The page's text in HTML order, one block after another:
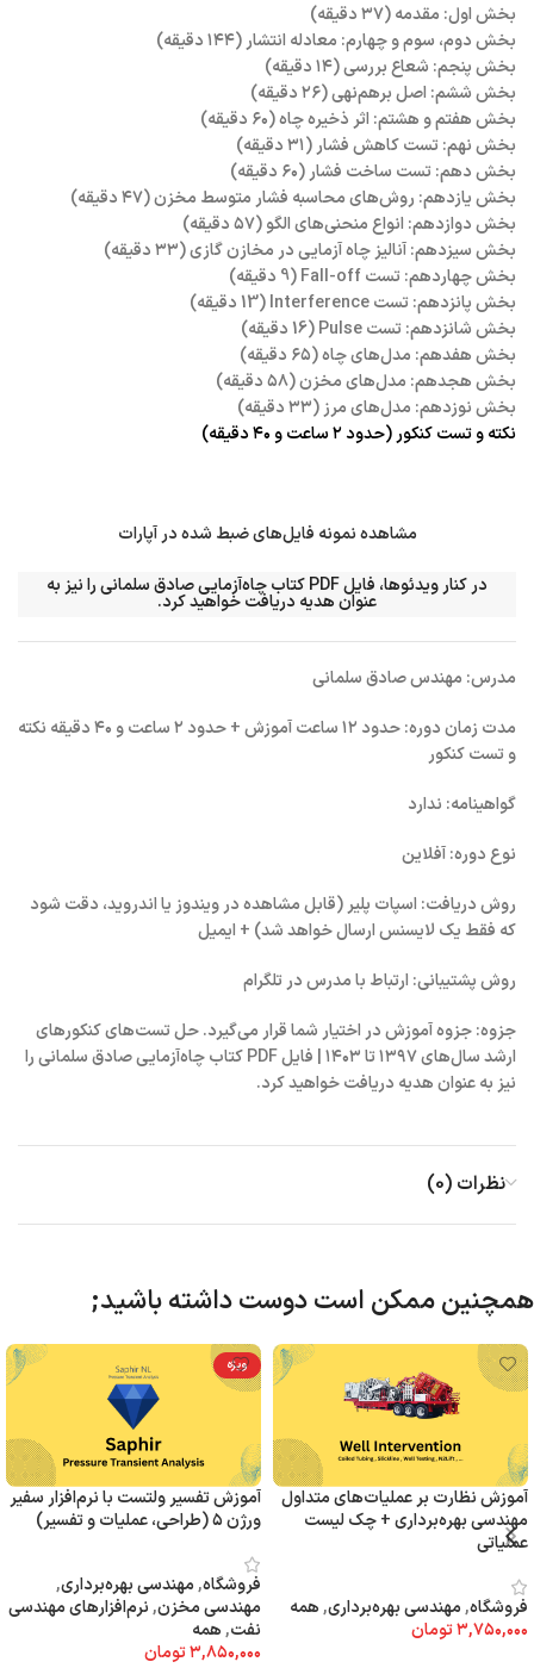
بخش اول: مقدمه (۳۷ دقیقه)
بخش دوم، سوم و چهارم: معادله انتشار (۱۴۴ دقیقه)
بخش پنجم: شعاع بررسی (۱۴ دقیقه)
بخش ششم: اصل برهم‌نهی (۲۶ دقیقه)
بخش هفتم و هشتم: اثر ذخیره چاه (۶۰ دقیقه)
بخش نهم: تست کاهش فشار (۳۱ دقیقه)
بخش دهم: تست ساخت فشار (۶۰ دقیقه)
بخش یازدهم: روش‌های محاسبه فشار متوسط مخزن (۴۷ دقیقه)
بخش دوازدهم: انواع منحنی‌های الگو (۵۷ دقیقه)
بخش سیزدهم: آنالیز چاه آزمایی در مخازن گازی (۳۳ دقیقه)
بخش چهاردهم: تست Fall-off (9 دقیقه)
بخش پانزدهم: تست Interference (13 دقیقه)
بخش شانزدهم: تست Pulse (16 دقیقه)
بخش هفدهم: مدل‌های چاه (۶۵ دقیقه)
بخش هجدهم: مدل‌های مخزن (۵۸ دقیقه)
بخش نوزدهم: مدل‌های مرز (۳۳ دقیقه)
نکته و تست کنکور (حدود ۲ ساعت و ۴۰ دقیقه)
مشاهده نمونه فایل‌های ضبط شده در آپارات
در کنار ویدئوها، فایل PDF کتاب چاه‌آزمایی صادق سلمانی را نیز به
عنوان هدیه دریافت خواهید کرد.
مدرس: مهندس صادق سلمانی
مدت زمان دوره: حدود ۱۲ ساعت آموزش + حدود ۲ ساعت و ۴۰ دقیقه نکته
و تست کنکور
گواهینامه: ندارد
نوع دوره: آفلاین
روش دریافت: اسپات پلیر (قابل مشاهده در ویندوز یا اندروید، دقت شود
که فقط یک لایسنس ارسال خواهد شد) + ایمیل
روش پشتیبانی: ارتباط با مدرس در تلگرام
جزوه: جزوه آموزش در اختیار شما قرار می‌گیرد. حل تست‌های کنکورهای
ارشد سال‌های ۱۳۹۷ تا ۱۴۰۳ | فایل PDF کتاب چاه‌آزمایی صادق سلمانی را
نیز به عنوان هدیه دریافت خواهید کرد.
نظرات (0)
همچنین ممکن است دوست داشته باشید;
آموزش نظارت بر عملیات‌های متداول
مهندسی بهره‌برداری + چک لیست
عملیاتی
فروشگاه,مهندسی بهره‌برداری,همه
۳,۷۵۰,۰۰۰تومان
ویژه
آموزش تفسیر ولتست با نرم‌افزار سفیر
ورژن ۵ (طراحی، عملیات و تفسیر)
فروشگاه,مهندسی بهره‌برداری,
مهندسی مخزن,نرم‌‌افزارهای مهندسی
نفت,همه
۳,۸۵۰,۰۰۰تومان